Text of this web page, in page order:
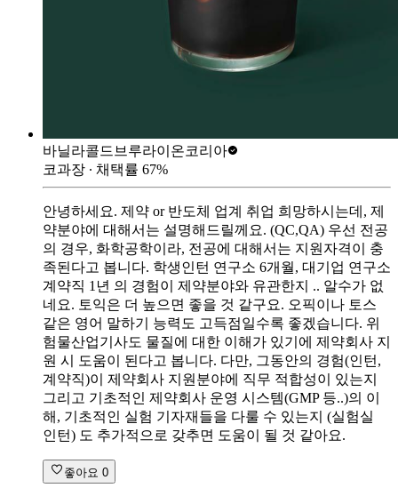
바닐라콜드브루라이온코리아
코과장 ∙ 채택률 67%
안녕하세요. 제약 or 반도체 업계 취업 희망하시는데, 제
약분야에 대해서는 설명해드릴께요. (QC,QA) 우선 전공
의 경우, 화학공학이라, 전공에 대해서는 지원자격이 충
족된다고 봅니다. 학생인턴 연구소 6개월, 대기업 연구소
계약직 1년 의 경험이 제약분야와 유관한지 .. 알수가 없
네요. 토익은 더 높으면 좋을 것 같구요. 오픽이나 토스
같은 영어 말하기 능력도 고득점일수록 좋겠습니다. 위
험물산업기사도 물질에 대한 이해가 있기에 제약회사 지
원 시 도움이 된다고 봅니다. 다만, 그동안의 경험(인턴,
계약직)이 제약회사 지원분야에 직무 적합성이 있는지
그리고 기초적인 제약회사 운영 시스템(GMP 등..)의 이
해, 기초적인 실험 기자재들을 다룰 수 있는지 (실험실
인턴) 도 추가적으로 갖추면 도움이 될 것 같아요.
좋아요 0